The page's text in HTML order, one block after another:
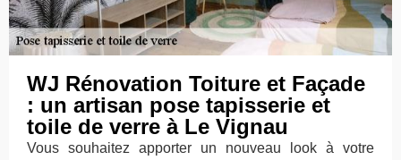
WJ Rénovation Toiture et Façade
: un artisan pose tapisserie et
toile de verre à Le Vignau
Vous souhaitez apporter un nouveau look à votre